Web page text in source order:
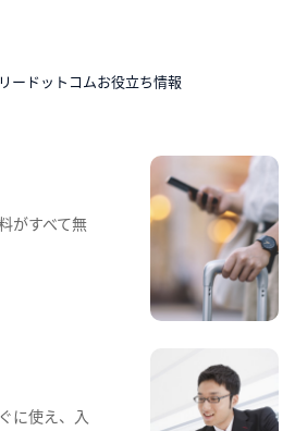
ードットコムお役立ち情報
がすべて無
に使え、入